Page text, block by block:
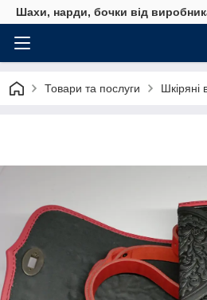
Шахи, нарди, бочки від
Товари та послуги Шкіряні